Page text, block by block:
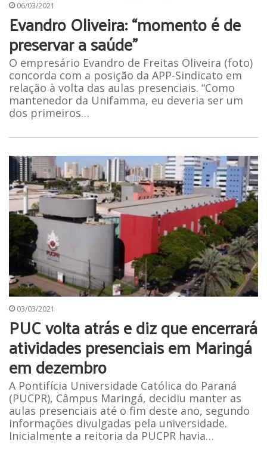
06/03/2021
Evandro Oliveira: “momento é de
preservar a saúde”
O empresário Evandro de Freitas Oliveira (foto)
concorda com a posição da APP-Sindicato em
relação à volta das aulas presenciais. “Como
mantenedor da Unifamma, eu deveria ser um
dos primeiros…
03/03/2021
PUC volta atrás e diz que encerrará
atividades presenciais em Maringá
em dezembro
A Pontifícia Universidade Católica do Paraná
(PUCPR), Câmpus Maringá, decidiu manter as
aulas presenciais até o fim deste ano, segundo
informações divulgadas pela universidade.
Inicialmente a reitoria da PUCPR havia…